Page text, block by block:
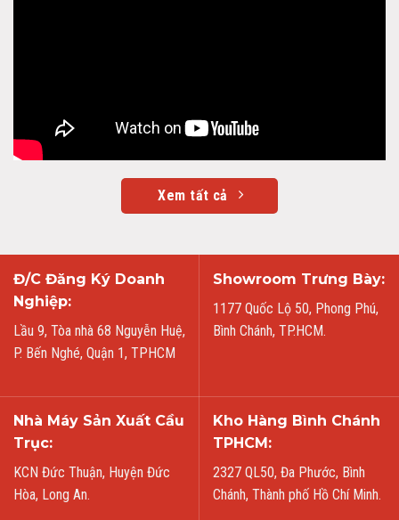
Xem tất cả
Đ/C Đăng Ký Doanh
Nghiệp:
Lầu 9, Tòa nhà 68 Nguyễn Huệ,
P. Bến Nghé, Quận 1, TPHCM
Showroom Trưng Bày:
1177 Quốc Lộ 50, Phong Phú,
Bình Chánh, TP.HCM.
Nhà Máy Sản Xuất Cầu
Trục:
KCN Đức Thuận, Huyện Đức
Hòa, Long An.
Kho Hàng Bình Chánh
TPHCM:
2327 QL50, Đa Phước, Bình
Chánh, Thành phố Hồ Chí Minh.